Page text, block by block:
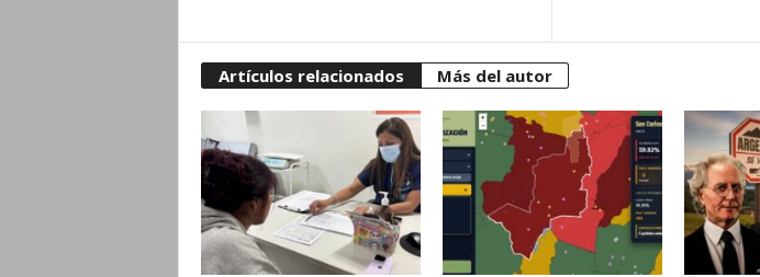
Artículos relacionados Más del autor